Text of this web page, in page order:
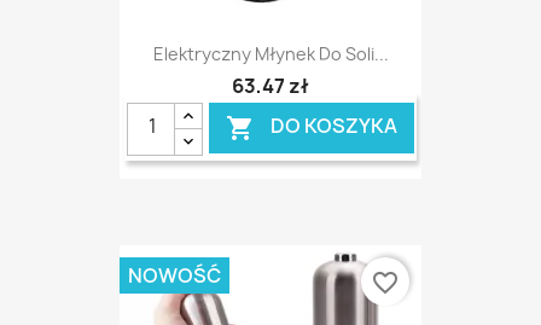
Elektryczny Młynek Do Soli...
63,47 zł
 DO KOSZYKA
NOWOŚĆ favorite_border